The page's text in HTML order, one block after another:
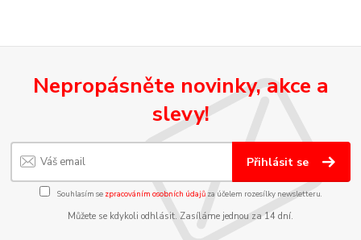
Nepropásněte novinky, akce a
slevy!
Přihlásit se
Souhlasím se zpracováním osobních údajůza účelem rozesílky newsletteru.
Můžete se kdykoli odhlásit. Zasíláme jednou za 14 dní.